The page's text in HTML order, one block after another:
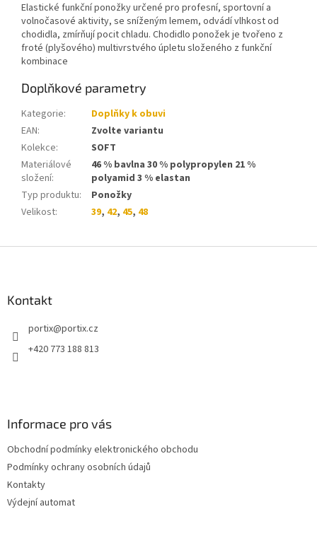
Elastické funkční ponožky určené pro profesní, sportovní a
volnočasové aktivity, se sníženým lemem, odvádí vlhkost od
chodidla, zmírňují pocit chladu. Chodidlo ponožek je tvořeno z
froté (plyšového) multivrstvého úpletu složeného z funkční
kombinace
Doplňkové parametry
Kategorie:
Doplňky k obuvi
EAN:
Zvolte variantu
Kolekce:
SOFT
Materiálové
složení:
46 % bavlna 30 % polypropylen 21 %
polyamid 3 % elastan
Typ produktu:
Ponožky
Velikost: 39, 42, 45, 48
Kontakt
portix@portix.cz
+420 773 188 813
Informace pro vás
Obchodní podmínky elektronického obchodu
Podmínky ochrany osobních údajů
Kontakty
Výdejní automat